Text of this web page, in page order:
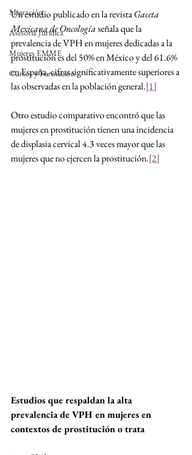
Migración
Asesoría Jurídica
Mujeres EMME
Cursos y Formación
Un estudio publicado en la revista Gaceta
Mexicana de Oncología señala que la
prevalencia de VPH en mujeres dedicadas a la
prostitución es del 50% en México y del 61.6%
en España, cifras significativamente superiores a
las observadas en la población general.[1]
Otro estudio comparativo encontró que las
mujeres en prostitución tienen una incidencia
de displasia cervical 4.3 veces mayor que las
mujeres que no ejercen la prostitución.[2]
Estudios que respaldan la alta
prevalencia de VPH en mujeres en
contextos de prostitución o trata